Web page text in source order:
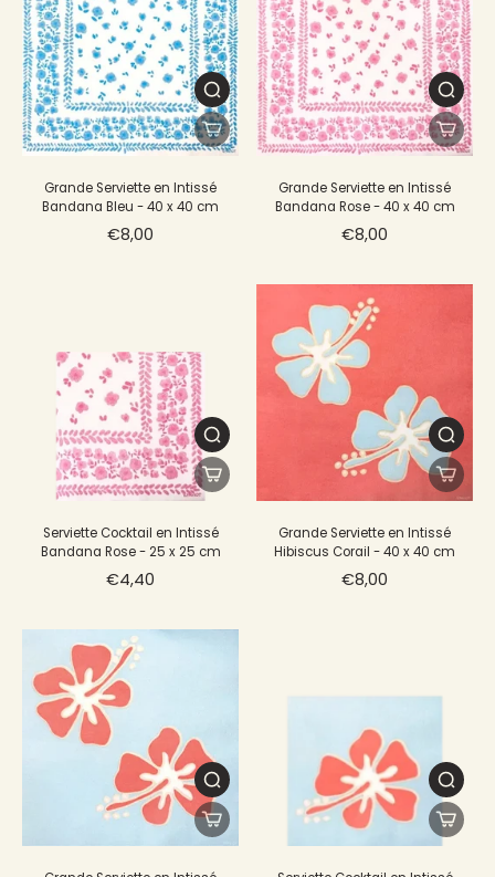
Grande Serviette en Intissé
Bandana Bleu - 40 x 40 cm
€8,00
Grande Serviette en Intissé
Bandana Rose - 40 x 40 cm
€8,00
Serviette Cocktail en Intissé
Bandana Rose - 25 x 25 cm
€4,40
Grande Serviette en Intissé
Hibiscus Corail - 40 x 40 cm
€8,00